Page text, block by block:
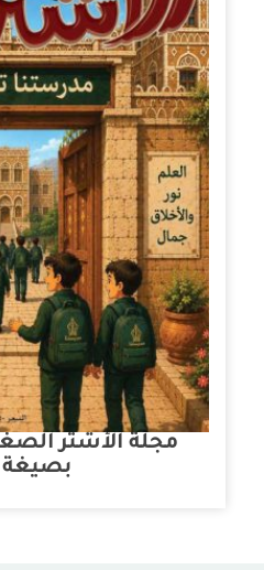
بصيغة Pdf